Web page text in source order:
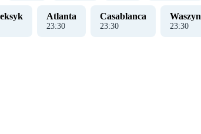
Atlanta
23:31
Casablanca
23:31 23:31